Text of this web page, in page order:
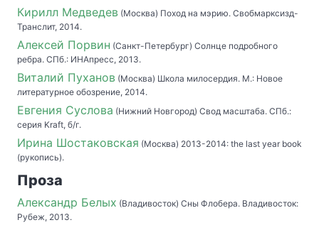
Кирилл Медведев (Москва) Поход на мэрию. Свобмарксизд-
Транслит, 2014.
Алексей Порвин (Санкт-Петербург) Солнце подробного
ребра. СПб.: ИНАпресс, 2013.
Виталий Пуханов (Москва) Школа милосердия. М.: Новое
литературное обозрение, 2014.
Евгения Суслова (Нижний Новгород) Свод масштаба. СПб.:
серия Kraft, б/г.
Ирина Шостаковская (Москва) 2013-2014: the last year book
(рукопись).
Проза
Александр Белых (Владивосток) Сны Флобера. Владивосток:
Рубеж, 2013.